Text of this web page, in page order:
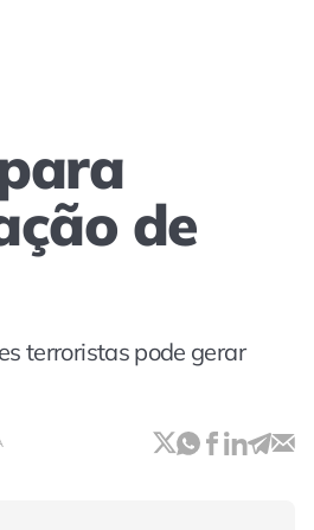
de
terroristas pode gerar